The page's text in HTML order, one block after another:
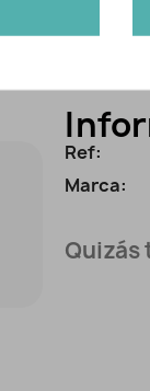
Ref:
Marca:
Quizás